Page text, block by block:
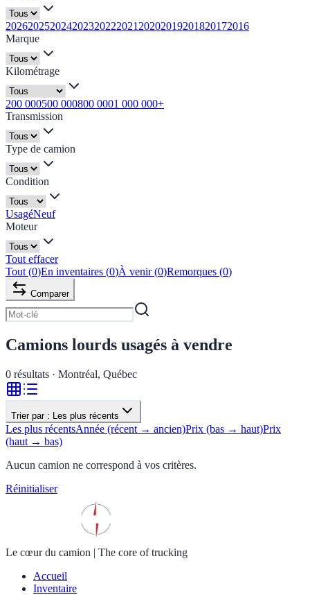
202620252024202320222021 20202019201820172016
Marque
Kilométrage
200 000500 000800 0001 000 000+
Transmission
Type de camion
Condition
UsagéNeuf
Moteur
Tout effacer
Tout (0)En inventaires (0)À venir (0)Remorques (0)
Comparer
Camions lourds usagés à vendre
0 résultats · Montréal, Québec
Trier par : Les plus récents
Les plus récentsAnnée (récent → ancien)Prix (bas → haut)Prix
(haut → bas)
Aucun camion ne correspond à vos critères.
Réinitialiser
Le cœur du camion | The core of trucking
Accueil
Inventaire